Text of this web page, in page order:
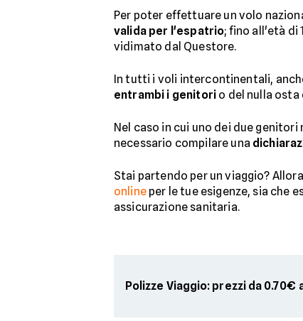
Per poter effettuare un volo
valida per l'espatrio; fino all'età di
vidimato dal Questore.
In tutti i voli intercontinentali,
entrambi i genitori o del nulla
Nel caso in cui uno dei due
necessario compilare una
Stai partendo per un viaggio?
onlineper le tue esigenze, sia che
assicurazione sanitaria.
Polizze Viaggio: prezzi da 0.70€